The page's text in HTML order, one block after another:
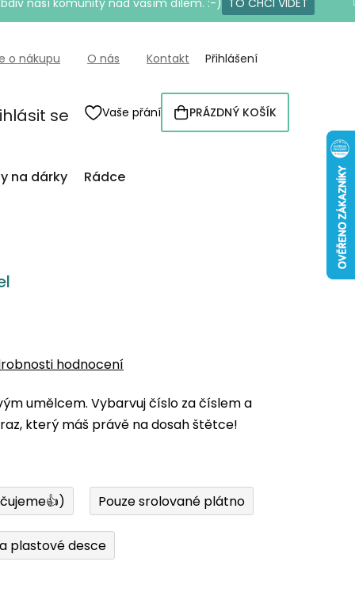
naší komunity nad vaším dílem. :-) TO CHCI VIDĚT
o nákupu O nás Kontakt Přihlášení
se Vaše přání
NÁKUPNÍ
KOŠÍK
PRÁZDNÝ KOŠÍK
na dárky Rádce
hodnocení
umělcem. Vybarvuj číslo za číslem a
který máš právě na dosah štětce!
Pouze srolované plátno
plastové desce